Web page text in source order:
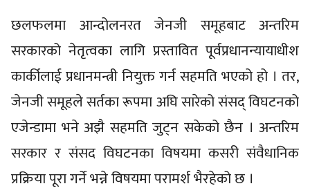
छलफलमा आन्दोलनरत जेनजी समूहबाट अन्तरिम
सरकारको नेतृत्वका लागि प्रस्तावित पूर्वप्रधानन्यायाधीश
कार्कीलाई प्रधानमन्त्री नियुक्त गर्न सहमति भएको हो । तर,
जेनजी समूहले सर्तका रूपमा अघि सारेको संसद् विघटनको
एजेन्डामा भने अझै सहमति जुट्न सकेको छैन । अन्तरिम
सरकार र संसद विघटनका विषयमा कसरी संवैधानिक
प्रक्रिया पूरा गर्ने भन्ने विषयमा परामर्श भैरहेको छ ।